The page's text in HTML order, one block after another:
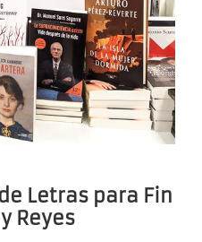
Letras para Fin
Reyes